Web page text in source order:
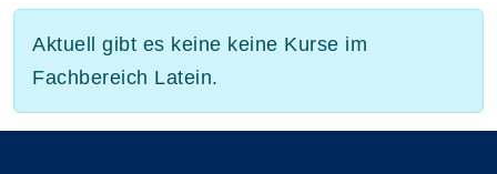
Aktuell gibt es keine keine Kurse im
Fachbereich Latein.